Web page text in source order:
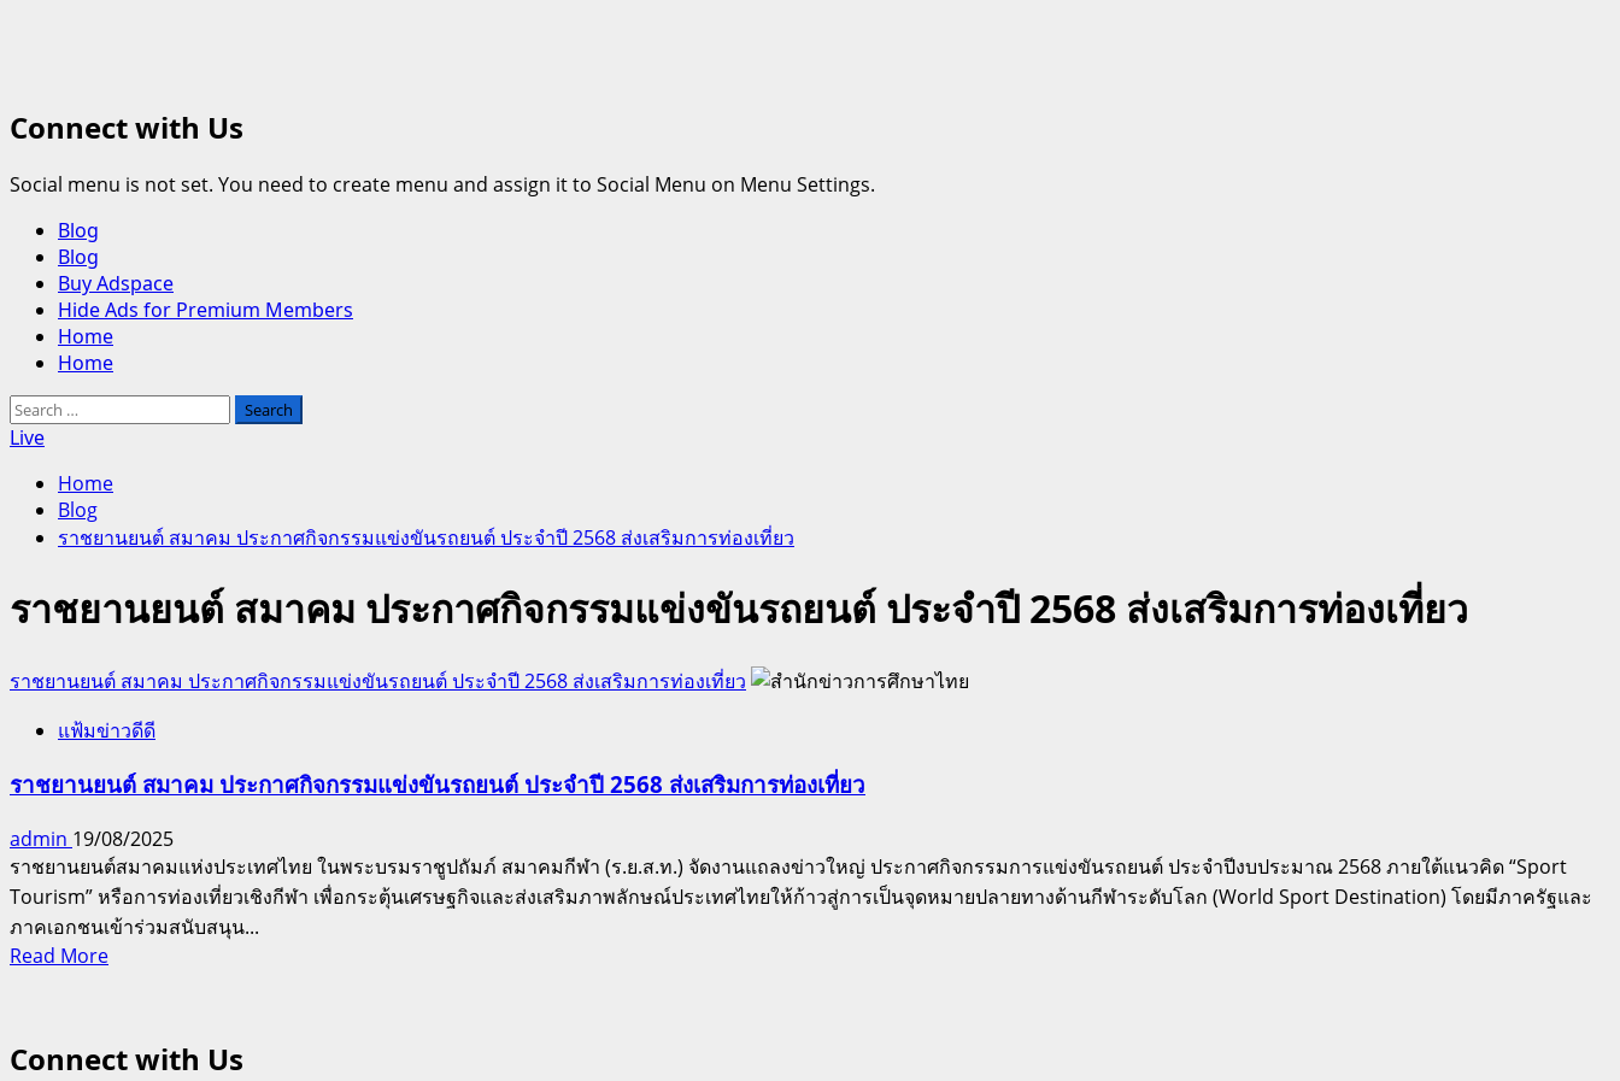
Connect with Us
Social menu is not set. You need to create menu and assign it to Social Menu on Menu Settings.
Primary
Menu
Blog
Blog
Buy Adspace
Hide Ads for Premium Members
Home
Home
Search
for:
Live
Home
Blog
ราชยานยนต์ สมาคม ประกาศกิจกรรมแข่งขันรถยนต์ ประจำปี 2568 ส่งเสริมการท่องเที่ยว
ราชยานยนต์ สมาคม ประกาศกิจกรรมแข่งขันรถยนต์ ประจำปี 2568 ส่งเสริมการท่องเที่ยว
ราชยานยนต์ สมาคม ประกาศกิจกรรมแข่งขันรถยนต์ ประจำปี 2568 ส่งเสริมการท่องเที่ยว
แฟ้มข่าวดีดี
ราชยานยนต์ สมาคม ประกาศกิจกรรมแข่งขันรถยนต์ ประจำปี 2568 ส่งเสริมการท่องเที่ยว
admin 19/08/2025
ราชยานยนต์สมาคมแห่งประเทศไทย ในพระบรมราชูปถัมภ์ สมาคมกีฬา (ร.ย.ส.ท.) จัดงานแถลงข่าวใหญ่ ประกาศกิจกรรมการแข่งขันรถยนต์ ประจำปีงบประมาณ 2568 ภายใต้แนวคิด “Sport
Tourism” หรือการท่องเที่ยวเชิงกีฬา เพื่อกระตุ้นเศรษฐกิจและส่งเสริมภาพลักษณ์ประเทศไทยให้ก้าวสู่การเป็นจุดหมายปลายทางด้านกีฬาระดับโลก (World Sport Destination) โดยมีภาครัฐและ
ภาคเอกชนเข้าร่วมสนับสนุน...
Read MoreRead
ยนต์
Connect with Us